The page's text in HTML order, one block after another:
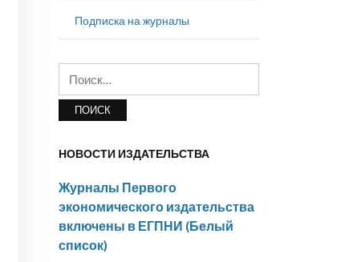
Подписка на журналы
НОВОСТИ ИЗДАТЕЛЬСТВА
Журналы Первого
экономического издательства
включены в ЕГПНИ (Белый
список)